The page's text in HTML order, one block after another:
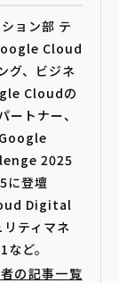
ョン部 テ
Cloud
グ、ビジネ
Cloudの
トナー、
2025
に登壇
Digital
ティマネ
ど。
の記事一覧